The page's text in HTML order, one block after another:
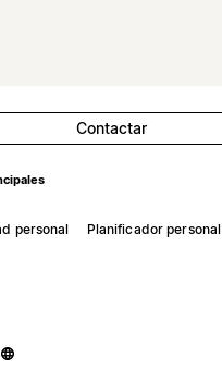
Contactar
personal
Planificador personal